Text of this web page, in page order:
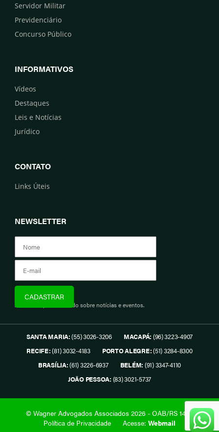
Servidor Militar
Previdenciário
Concurso Público
INFORMATIVOS
Vídeos
Destaques
Leis e Notícias
Jurídico
CONTATO
Links Úteis
NEWSLETTER
Assine e fique informado sobre notícias e eventos.
SANTA MARIA:(55) 3026-3206 MACAPÁ: (96) 3223-4907
RECIFE:(81) 3032-4183 PORTO ALEGRE:(51) 3284-8300
BRASÍLIA:(61) 3226-6937 BELÉM: (91) 3347-4110
JOÃO PESSOA: (83) 3021-5737
© Wagner Advogados Associados 2026 - OAB/RS 1419.
Política de Privacidade
Acesse: Webmail